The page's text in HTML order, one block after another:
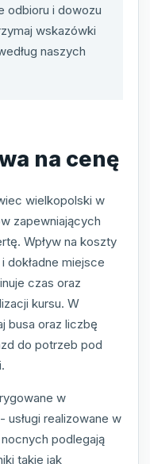
odbioru i dowozu
wskazówki
naszych
na cenę
wielkopolski w
zapewniających
Wpływ na koszty
dokładne miejsce
czas oraz
kursu. W
busa oraz liczbę
do potrzeb pod
w
usługi realizowane w
podlegają
takie jak